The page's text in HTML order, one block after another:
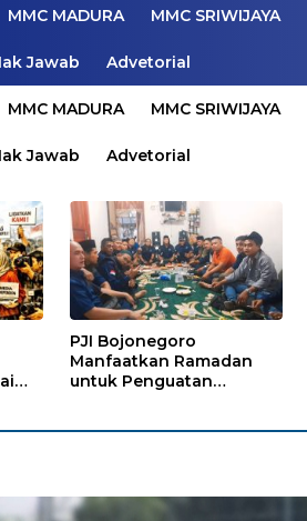
MMC MADURA MMC SRIWIJAYA
Jawab Advetorial
MMC MADURA MMC SRIWIJAYA
Jawab Advetorial
PJI Bojonegoro
Manfaatkan Ramadan
untuk Penguatan